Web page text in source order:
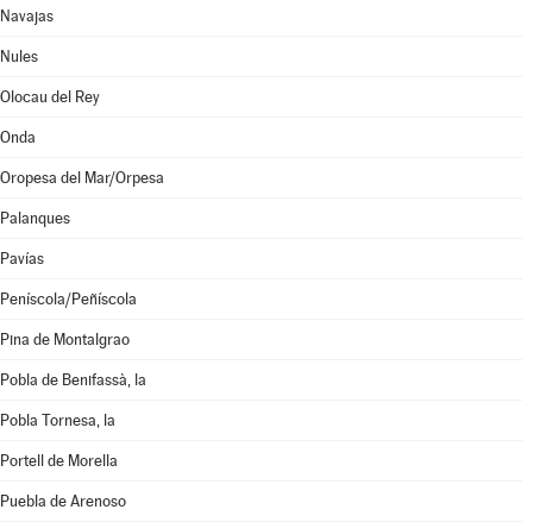
Navajas
Nules
Olocau del Rey
Onda
Oropesa del Mar/Orpesa
Palanques
Pavías
Peníscola/Peñíscola
Pina de Montalgrao
Pobla de Benifassà, la
Pobla Tornesa, la
Portell de Morella
Puebla de Arenoso